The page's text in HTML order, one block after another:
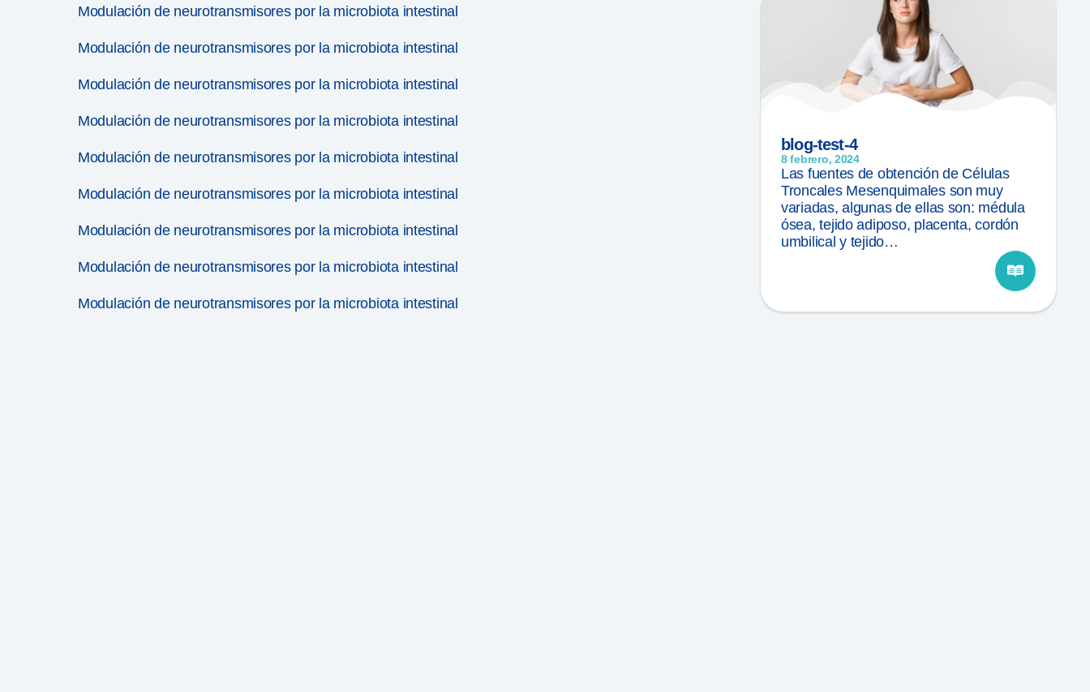
Modulación de neurotransmisores por la microbiota intestinal
Modulación de neurotransmisores por la microbiota intestinal
Modulación de neurotransmisores por la microbiota intestinal
Modulación de neurotransmisores por la microbiota intestinal
Modulación de neurotransmisores por la microbiota intestinal
Modulación de neurotransmisores por la microbiota intestinal
Modulación de neurotransmisores por la microbiota intestinal
Modulación de neurotransmisores por la microbiota intestinal
Modulación de neurotransmisores por la microbiota intestinal
blog-test-4
8 febrero, 2024
Las fuentes de obtención de Células
Troncales Mesenquimales son muy
variadas, algunas de ellas son: médula
ósea, tejido adiposo, placenta, cordón
umbilical y tejido…